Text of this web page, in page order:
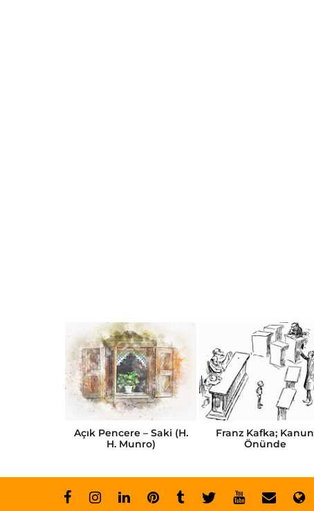
Açık Pencere – Saki (H.
H. Munro)
Franz Kafka; Kanun
Önünde